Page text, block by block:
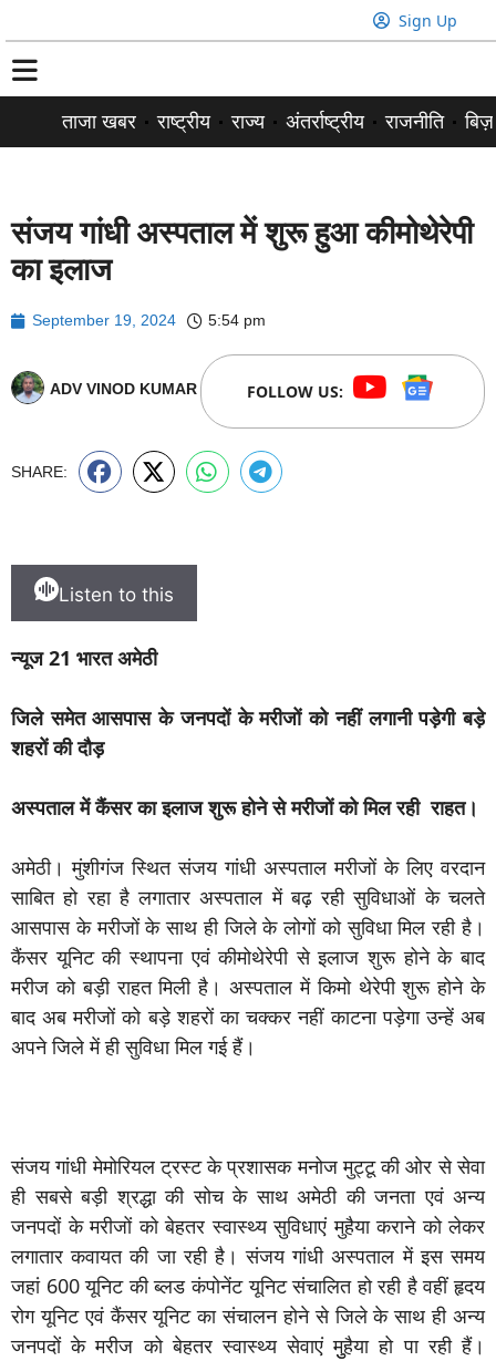
Sign Up
ताजा खबर राष्ट्रीय राज्य अंतर्राष्ट्रीय राजनीति
संजय गांधी अस्पताल में शुरू हुआ कीमोथेरेपी
का इलाज
September 19, 2024 5:54 pm
ADV VINOD KUMAR FOLLOW US:
SHARE:
Listen to this
न्यूज 21 भारत अमेठी
जिले समेत आसपास के जनपदों के मरीजों को नहीं लगानी पड़ेगी बड़े
शहरों की दौड़
अस्पताल में कैंसर का इलाज शुरू होने से मरीजों को मिल रही राहत।
अमेठी। मुंशीगंज स्थित संजय गांधी अस्पताल मरीजों के लिए वरदान
साबित हो रहा है लगातार अस्पताल में बढ़ रही सुविधाओं के चलते
आसपास के मरीजों के साथ ही जिले के लोगों को सुविधा मिल रही है।
कैंसर यूनिट की स्थापना एवं कीमोथेरेपी से इलाज शुरू होने के बाद
मरीज को बड़ी राहत मिली है। अस्पताल में किमो थेरेपी शुरू होने के
बाद अब मरीजों को बड़े शहरों का चक्कर नहीं काटना पड़ेगा उन्हें अब
अपने जिले में ही सुविधा मिल गई हैं।
संजय गांधी मेमोरियल ट्रस्ट के प्रशासक मनोज मुट्टू की ओर से सेवा
ही सबसे बड़ी श्रद्धा की सोच के साथ अमेठी की जनता एवं अन्य
जनपदों के मरीजों को बेहतर स्वास्थ्य सुविधाएं मुहैया कराने को लेकर
लगातार कवायत की जा रही है। संजय गांधी अस्पताल में इस समय
जहां 600 यूनिट की ब्लड कंपोनेंट यूनिट संचालित हो रही है वहीं हृदय
रोग यूनिट एवं कैंसर यूनिट का संचालन होने से जिले के साथ ही अन्य
जनपदों के मरीज को बेहतर स्वास्थ्य सेवाएं मुुहैया हो पा रही हैं।